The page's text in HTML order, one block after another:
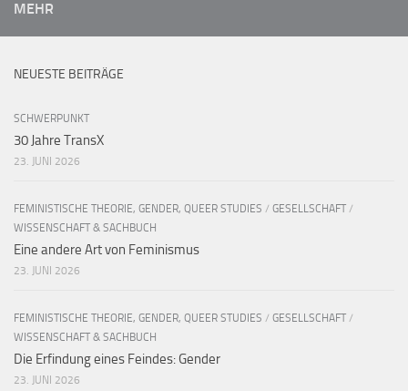
MEHR
NEUESTE BEITRÄGE
SCHWERPUNKT
30 Jahre TransX
23. JUNI 2026
FEMINISTISCHE THEORIE, GENDER, QUEER STUDIES / GESELLSCHAFT /
WISSENSCHAFT & SACHBUCH
Eine andere Art von Feminismus
23. JUNI 2026
FEMINISTISCHE THEORIE, GENDER, QUEER STUDIES / GESELLSCHAFT /
WISSENSCHAFT & SACHBUCH
Die Erfindung eines Feindes: Gender
23. JUNI 2026